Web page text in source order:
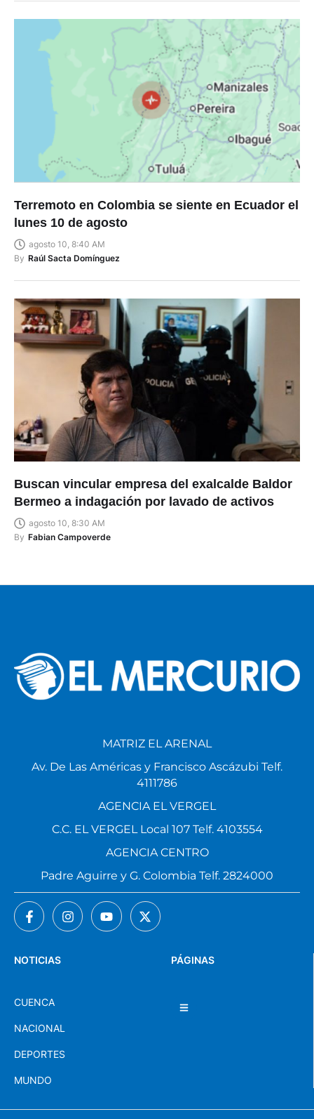
Terremoto en Colombia se siente en Ecuador el
lunes 10 de agosto
agosto 10, 8:40 AM
By Raúl Sacta Domínguez
Buscan vincular empresa del exalcalde Baldor
Bermeo a indagación por lavado de activos
agosto 10, 8:30 AM
By Fabian Campoverde
PÁGINAS
NOTICIAS
CUENCA
NACIONAL
DEPORTES
MUNDO
MATRIZ EL ARENAL
Av. De Las Américas y Francisco Ascázubi Telf.
4111786
AGENCIA EL VERGEL
C.C. EL VERGEL Local 107 Telf. 4103554
AGENCIA CENTRO
Padre Aguirre y G. Colombia Telf. 2824000